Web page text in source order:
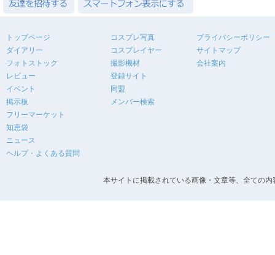
トップページ
ダイアリー
フォトストック
レビュー
イベント
掲示板
フリーマーケット
知恵袋
ニュース
ヘルプ・よくある質問
コスプレ写真
コスプレイヤー
撮影機材
登録サイト
同盟
メンバー検索
プライバシーポリシー
サイトマップ
会社案内
本サイトに掲載されている画像・文章等、全ての